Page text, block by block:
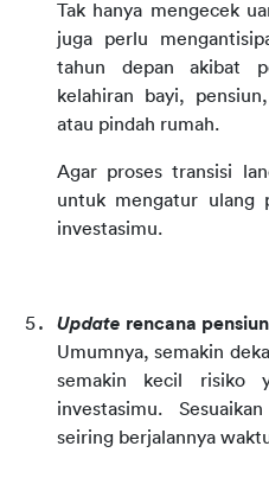
Tak hanya mengecek
juga perlu
tahun depan akibat
kelahiran bayi,
atau pindah rumah.
Agar proses transisi
untuk mengatur ulang
investasimu.
Update rencana pensiun
Umumnya, semakin
semakin kecil risiko
investasimu.
seiring berjalannya